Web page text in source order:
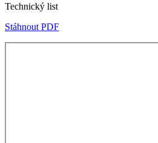
Technický list
Stáhnout PDF